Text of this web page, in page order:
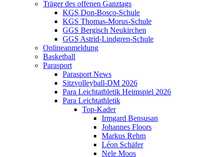
Träger des offenen Ganztags
KGS Don-Bosco-Schule
KGS Thomas-Morus-Schule
GGS Bergisch Neukirchen
GGS Astrid-Lindgren-Schule
Onlineanmeldung
Basketball
Parasport
Parasport News
Sitzvolleyball-DM 2026
Para Leichtathletik Heimspiel 2026
Para Leichtathletik
Top-Kader
Irmgard Bensusan
Johannes Floors
Markus Rehm
Léon Schäfer
Nele Moos